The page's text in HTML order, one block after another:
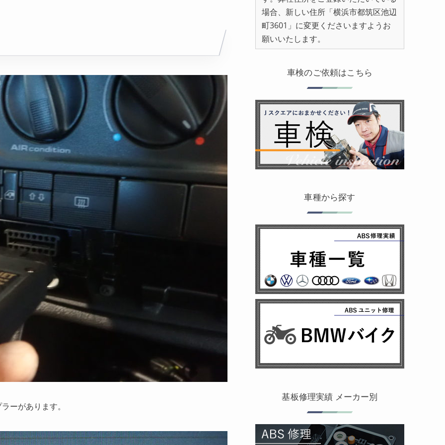
ーがあります。
場合、新しい住所「横浜市都筑区池辺
町3601」に変更くださいますようお
願いいたします。
車検のご依頼はこちら
車種から探す
基板修理実績 メーカー別